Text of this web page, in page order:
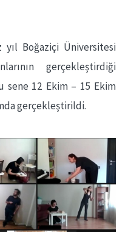
Boğaziçi Üniversitesi
gerçekleştirdiği
sene 12 Ekim – 15 Ekim
gerçekleştirildi.